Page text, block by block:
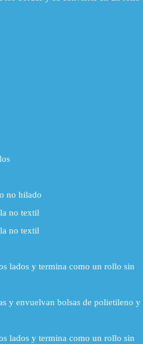
no hilado
no textil
no textil
lados y termina como un rollo sin
y envuelvan bolsas de polietileno y
lados y termina como un rollo sin